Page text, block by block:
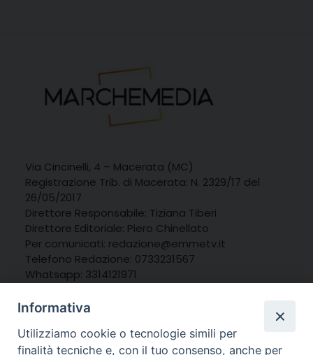
Via Cincinelli, 4 – Macerata (MC)
Registrazione Trib. di Macerata: N. 2329/17 del
26/05/2017
Direttore Responsabile: Tiziana Tiberi
Direttore Editoriale: Piero Chinellato
Per comunicati: redazione@emmetv.it
Telefono Redazione: 0733231567
Whatsapp: 3314121971
Informativa
Utilizziamo cookie o tecnologie simili per
finalità tecniche e, con il tuo consenso, anche per